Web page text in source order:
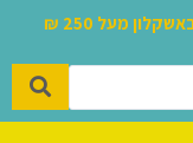
מעל 250 ₪